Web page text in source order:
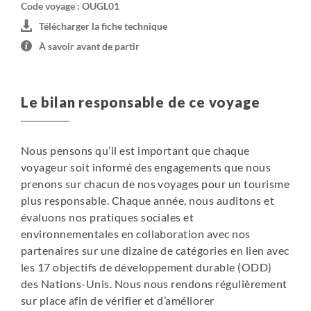
dans le parc national. IL bénéficie d'une position unique
à côté de la forêt tropicale et également au milieu de la
région du lac de cratère, ce qui en fait la base idéale pour
ou ralentissez simplement et détendez vous dans cet
sérénité, dans un jardin naturel et sauvage. Vous aurez
peut-être l'impression d'être les seuls à être présents.
Les propriétaires sont toujours disponibles pour vous
aider. Accueil personnalisé et chaleureux.
Les vues sur les forets sont exceptionnelles. Le lodge est
proche du point où vous commencerez votre expédition
de traque des gorilles.
Huit chalets, tous autonomes (salle de bains privative) à
l'élégance simple avec des matériaux locaux.
Tous les bénéfices générés sont réinvestis dans la
Code voyage : OUGL01
Télécharger la fiche technique
À savoir avant de partir
Le bilan responsable de ce voyage
Nous pensons qu’il est important que chaque
voyageur soit informé des engagements que nous
prenons sur chacun de nos voyages pour un tourisme
plus responsable. Chaque année, nous auditons et
évaluons nos pratiques sociales et
environnementales en collaboration avec nos
partenaires sur une dizaine de catégories en lien avec
les 17 objectifs de développement durable (ODD)
des Nations-Unis. Nous nous rendons régulièrement
sur place afin de vérifier et d’améliorer